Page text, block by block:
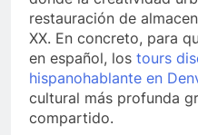
restauración de
XX. En concreto, para
en español, los tours
hispanohablante en
cultural más profunda
compartido.